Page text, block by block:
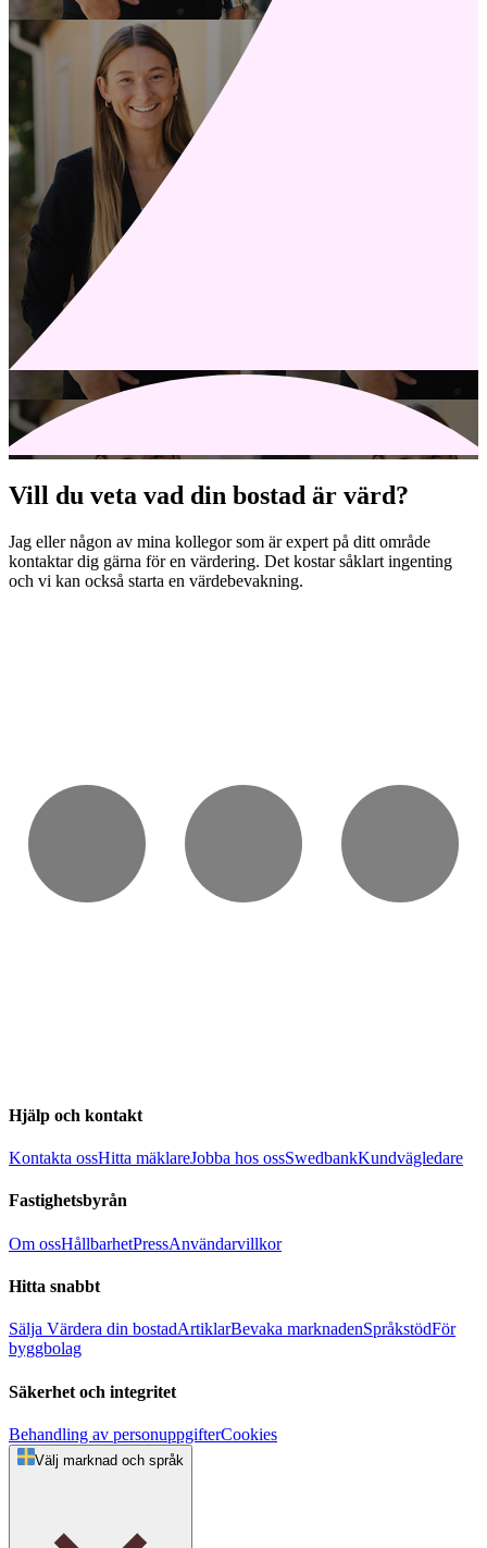
Vill du veta vad din bostad är värd?
Jag eller någon av mina kollegor som är expert på ditt område
kontaktar dig gärna för en värdering. Det kostar såklart ingenting
och vi kan också starta en värdebevakning.
Hjälp och kontakt
Kontakta ossHitta mäklareJobba hos ossSwedbankKundvägledare
Fastighetsbyrån
Om ossHållbarhetPressAnvändarvillkor
Hitta snabbt
Sälja Värdera din bostadArtiklarBevaka marknadenSpråkstödFör
byggbolag
Säkerhet och integritet
Behandling av personuppgifterCookies
Välj marknad och språk